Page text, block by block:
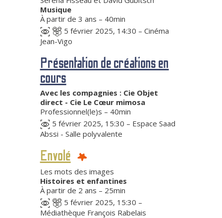
Musique
À partir de 3 ans – 40min
5 février 2025, 14:30 – Cinéma
Jean-Vigo
Présentation de créations en
cours
Avec les compagnies : Cie Objet
direct - Cie Le Cœur mimosa
Professionnel(le)s – 40min
5 février 2025, 15:30 – Espace Saad
Abssi - Salle polyvalente
Envolé
Les mots des images
Histoires et enfantines
À partir de 2 ans – 25min
5 février 2025, 15:30 –
Médiathèque François Rabelais